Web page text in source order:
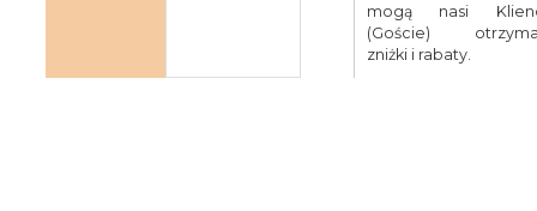
mogą nasi
(Goście)
zniżki i rabaty.